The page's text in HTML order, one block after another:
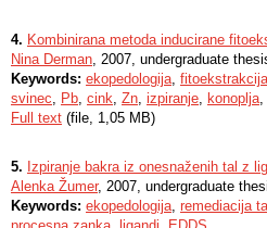
4. Kombinirana metoda inducirane
Nina Derman, 2007, undergraduate
Keywords: ekopedologija, fitoekstrakcija
svinec, Pb, cink, Zn, izpiranje, konoplja,
Full text (file, 1,05 MB)
5. Izpiranje bakra iz onesnaženih tal z
Alenka Žumer, 2007, undergraduate
Keywords: ekopedologija, remediacija